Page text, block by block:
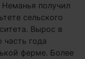
получил
сельского
Вырос в
года
ферме. Более